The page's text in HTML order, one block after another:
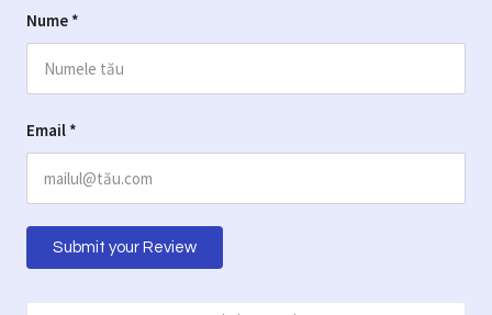
Nume *
Email *